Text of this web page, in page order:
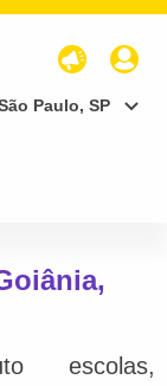
Paulo, SP
escolas,